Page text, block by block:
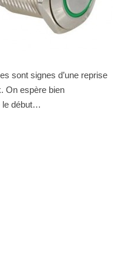
sont signes d’une reprise
On espère bien
le début…